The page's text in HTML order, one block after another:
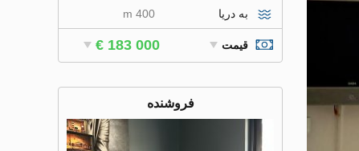
به دریا 400 m
قیمت € 183 000
فروشنده